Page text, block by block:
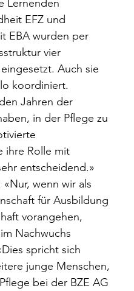
Lernenden
EFZ und
EBA wurden per
vier
Auch sie
koordiniert.
Jahren der
in der Pflege zu
ihre Rolle mit
entscheidend.»
wenn wir als
für Ausbildung
vorangehen,
Nachwuchs
spricht sich
junge Menschen,
bei der BZE AG